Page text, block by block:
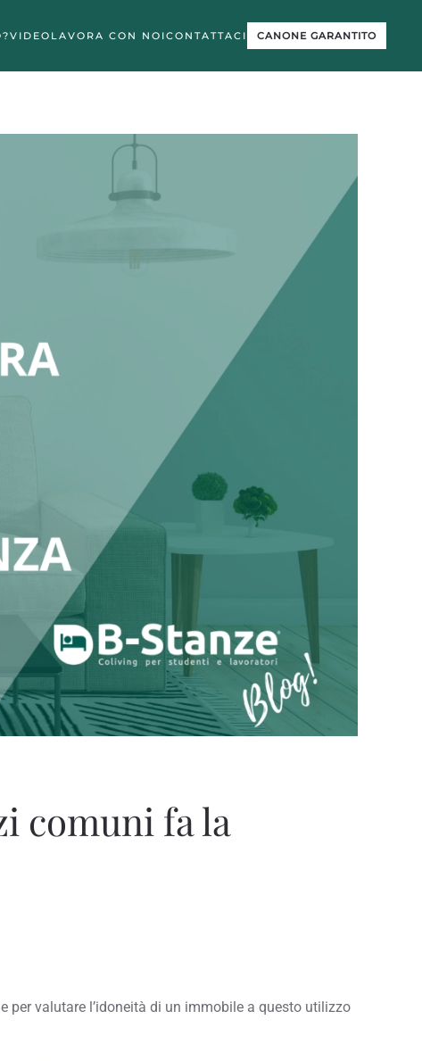
VIDEO LAVORA CON NOICONTATTACI CANONE GARANTITO
comuni fa la
per valutare l’idoneità di un immobile a questo utilizzo